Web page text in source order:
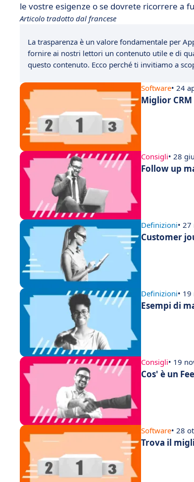
le vostre esigenze o se dovrete ricorrere a
Articolo tradotto dal francese
La trasparenza è un valore fondamentale per
fornire ai nostri lettori un contenuto utile e di
questo contenuto. Ecco perché ti invitiamo a
Software• 24
Miglior
Consigli• 28
Follow up
Definizioni•
Customer
Definizioni•
Esempi di
Consigli• 19
Cos' è un
Software• 28
Trova il